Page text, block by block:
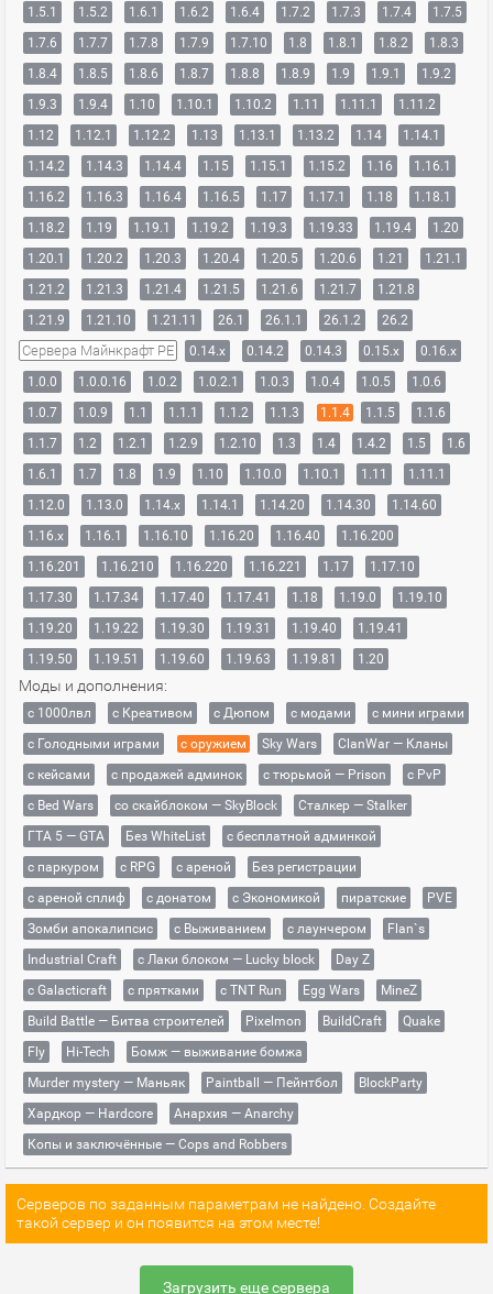
1.5.1
1.5.2 1.6.1 1.6.2 1.6.4 1.7.2 1.7.3 1.7.4
1.7.5
1.7.6
1.7.7 1.7.8 1.7.9 1.7.10 1.8 1.8.1 1.8.2
1.8.3
1.8.4
1.8.5 1.8.6 1.8.7 1.8.8 1.8.9 1.9 1.9.1
1.9.2
1.9.3
1.9.4 1.10 1.10.1 1.10.2 1.11 1.11.1
1.11.2
1.12
1.12.1 1.12.2 1.13 1.13.1 1.13.2 1.14
1.14.1
1.14.2
1.14.3 1.14.4 1.15 1.15.1 1.15.2 1.16
1.16.1
1.16.2
1.16.3 1.16.4 1.16.5 1.17 1.17.1 1.18
1.18.1
1.18.2
1.19 1.19.1 1.19.2 1.19.3 1.19.33 1.19.4
1.20
1.20.1
1.20.2 1.20.3 1.20.4 1.20.5 1.20.6 1.21
1.21.1
1.21.2
1.21.3 1.21.4 1.21.5 1.21.6 1.21.7
1.21.8
1.21.9
1.21.10 1.21.11 26.1 26.1.1 26.1.2 26.2
Сервера Майнкрафт PE 0.14.x 0.14.2 0.14.3 0.15.x
0.16.x
1.0.0
1.0.0.16 1.0.2 1.0.2.1 1.0.3 1.0.4 1.0.5
1.0.6
1.0.7
1.0.9 1.1 1.1.1 1.1.2 1.1.3 1.1.4 1.1.5
1.1.6
1.1.7
1.2 1.2.1 1.2.9 1.2.10 1.3 1.4 1.4.2 1.5
1.6
1.6.1
1.7 1.8 1.9 1.10 1.10.0 1.10.1 1.11
1.11.1
1.12.0
1.13.0 1.14.x 1.14.1 1.14.20 1.14.30
1.14.60
1.16.x
1.16.1 1.16.10 1.16.20 1.16.40
1.16.200
1.16.201
1.16.210 1.16.220 1.16.221 1.17
1.17.10
1.17.30
1.17.34 1.17.40 1.17.41 1.18 1.19.0
1.19.10
1.19.20
1.19.22 1.19.30 1.19.31 1.19.40
1.19.41
1.19.50
1.19.51 1.19.60 1.19.63 1.19.81 1.20
Моды и дополнения:
с 1000лвл c Креативом с Дюпом с модами
с мини играми
с Голодными играми
с оружием Sky Wars
ClanWar — Кланы
с кейсами
с продажей админок с тюрьмой — Prison
с PvP
с Bed Wars
со скайблоком — SkyBlock
Сталкер — Stalker
ГТА 5 — GTA
Без WhiteList
с бесплатной админкой
с паркуром
с RPG с ареной
Без регистрации
с ареной сплиф
с донатом с Экономикой пиратские
PVE
Зомби апокалипсис
с Выживанием с лаунчером
Flan`s
Industrial Craft
с Лаки блоком — Lucky block
Day Z
с Galacticraft
с прятками с TNT Run Egg Wars
MineZ
Build Battle — Битва строителей
Pixelmon BuildCraft
Quake
Fly
Hi-Tech
Бомж — выживание бомжа
Murder mystery — Маньяк
Paintball — Пейнтбол
BlockParty
Хардкор — Hardcore
Анархия — Anarchy
Копы и заключённые — Cops and Robbers
Серверов по заданным параметрам не найдено. Создайте
такой сервер и он появится на этом месте!
Загрузить еще сервера